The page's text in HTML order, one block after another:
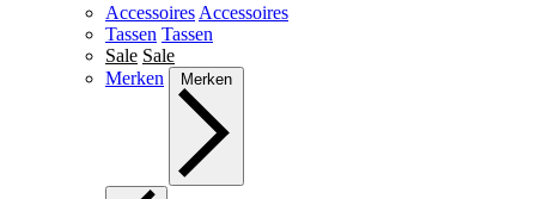
Accessoires Accessoires
Tassen Tassen
Sale Sale
Merken
Merken